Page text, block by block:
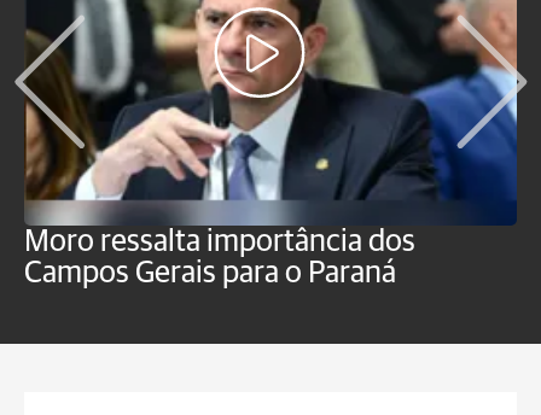
Moro ressalta importância dos
Campos Gerais para o Paraná